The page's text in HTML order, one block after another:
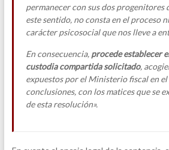
permanecer con sus dos progenitores
este sentido, no consta en el proceso
carácter psicosocial que nos lleve a
En consecuencia, procede establecer
custodia compartida solicitado,
expuestos por el Ministerio fiscal en
conclusiones, con los matices que se
de esta resolución».